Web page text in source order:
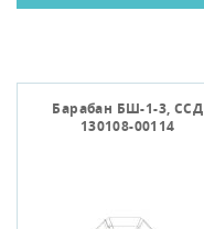
Барабан БШ-1-3, ССД
130108-00114